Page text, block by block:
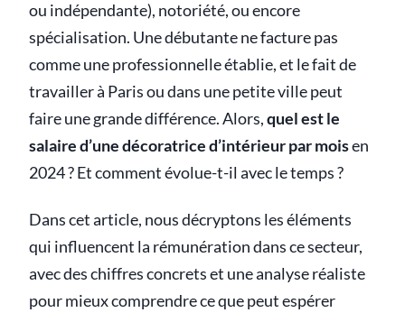
ou indépendante), notoriété, ou encore
spécialisation. Une débutante ne facture pas
comme une professionnelle établie, et le fait de
travailler à Paris ou dans une petite ville peut
faire une grande différence. Alors,quel est le
salaire d’une décoratrice d’intérieur par moisen
2024 ? Et comment évolue-t-il avec le temps ?
Dans cet article, nous décryptons les éléments
qui influencent la rémunération dans ce secteur,
avec des chiffres concrets et une analyse réaliste
pour mieux comprendre ce que peut espérer